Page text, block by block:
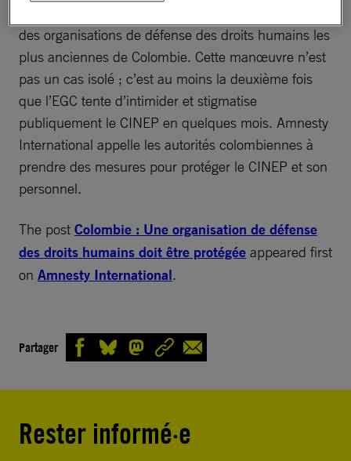
des organisations de défense des droits humains les
plus anciennes de Colombie. Cette manœuvre n’est
pas un cas isolé ; c’est au moins la deuxième fois
que l’EGC tente d’intimider et stigmatise
publiquement le CINEP en quelques mois. Amnesty
International appelle les autorités colombiennes à
prendre des mesures pour protéger le CINEP et son
personnel.
The post Colombie : Une organisation de défense
des droits humains doit être protégée appeared first
on Amnesty International.
Partager
Rester informé·e